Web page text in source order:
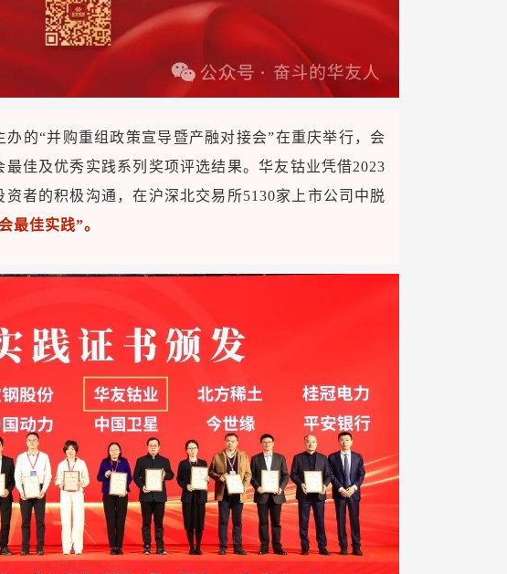
的“并购重组政策宣导暨产融对接会”在重庆举行，会
最佳及优秀实践系列奖项评选结果。华友钴业凭借2023
者的积极沟通，在沪深北交易所5130家上市公司中脱
最佳实践”。